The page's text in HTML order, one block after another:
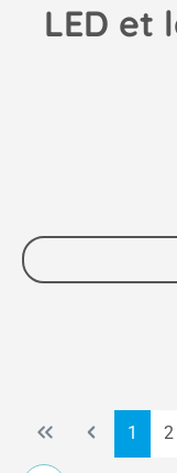
LED et
Page
1 2